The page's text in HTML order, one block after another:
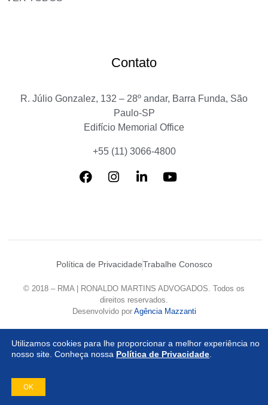
Contato
R. Júlio Gonzalez, 132 – 28º andar, Barra Funda, São
Paulo-SP
Edifício Memorial Office
+55 (11) 3066-4800
© 2018 – RMA | RONALDO MARTINS ADVOGADOS. Todos os
direitos reservados.
Desenvolvido por Agência Mazzanti
Política de PrivacidadeTrabalhe Conosco
Utilizamos cookies para lhe proporcionar a melhor experiência no
nosso site. Conheça nossa Política de Privacidade
OK